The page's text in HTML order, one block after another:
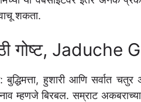
शकता.
गोष्ट,
बुद्धिमत्ता, हुशारी आणि सर्वात
म्हणजे बिरबल. सम्राट